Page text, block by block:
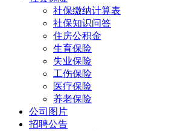
社保缴纳计算表
社保知识问答
住房公积金
生育保险
失业保险
工伤保险
医疗保险
养老保险
公司图片
招聘公告